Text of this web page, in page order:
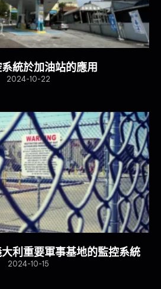
統於加油站的應用
2024-10-22
利重要軍事基地的監控系統
2024-10-15